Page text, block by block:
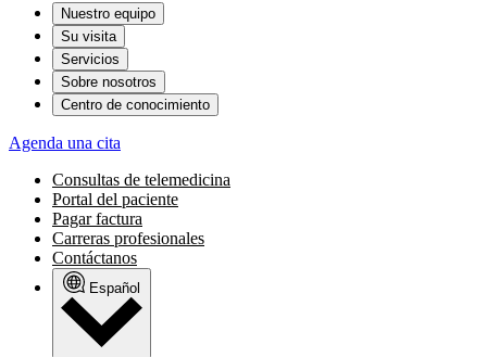
Nuestro equipo
Su visita
Servicios
Sobre nosotros
Centro de conocimiento
Agenda una cita
Consultas de telemedicina
Portal del paciente
Pagar factura
Carreras profesionales
Contáctanos
Español